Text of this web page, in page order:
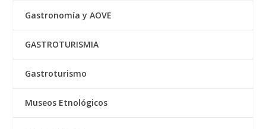
Gastronomía y AOVE
GASTROTURISMIA
Gastroturismo
Museos Etnológicos